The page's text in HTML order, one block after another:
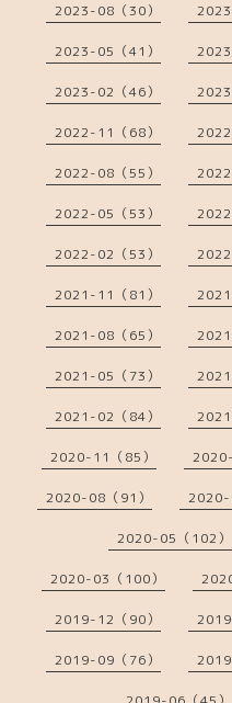
2023-08（30）
2023-05（41）
2023-02（46）
2022-11（68）
2022-08（55）
2022-05（53）
2022-02（53）
2021-11（81）
2021-08（65）
2021-05（73）
2021-02（84）
2020-11（85）
2020-08（91） 2020-
2020-05（102）
2020-03（100）
2019-12（90）
2019-09（76）